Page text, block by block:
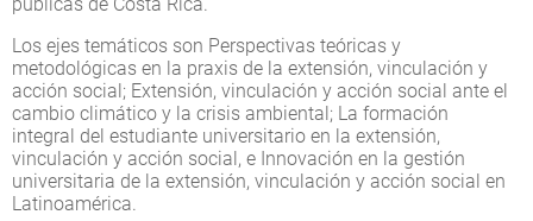
Los ejes temáticos son Perspectivas teóricas y
metodológicas en la praxis de la extensión, vinculación y
acción social; Extensión, vinculación y acción social ante el
cambio climático y la crisis ambiental; La formación
integral del estudiante universitario en la extensión,
vinculación y acción social, e Innovación en la gestión
universitaria de la extensión, vinculación y acción social en
Latinoamérica.